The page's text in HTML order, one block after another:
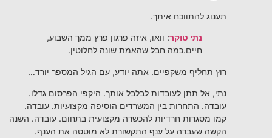
תענוג להתווכח איתך.
נתי טוקר: וואו, איזה פרגון פרץ ממך השבוע,
חיים.כמה חבל שהאמת שונה לחלוטין.
רוץ תחליף משקפיים. אתה יודע, עם הגיל המספר יורד…
נתי, אל תתן לעובדות לבלבל אותך. היקפי הפרסום גדלו.
עובדה. התחרות בין המשרדים הוסיפה מקצועיות. עובדה.
קמו מסגרות חרדיות להכשרה מקצועית בתחום. עובדה. השנה
הקשה שעברה על ענף התקשורת לא מוטטה את הענף.